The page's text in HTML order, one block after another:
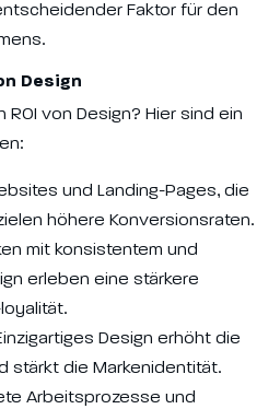
Faktor für den
Design
von Design? Hier sind ein
und Landing-Pages, die
höhere Konversionsraten.
mit konsistentem und
erleben eine stärkere
Design erhöht die
stärkt die Markenidentität.
Arbeitsprozesse und